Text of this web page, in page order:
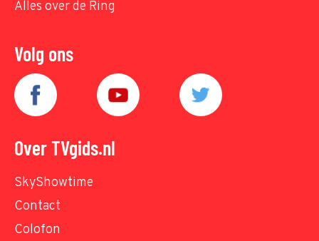
Alles over de Ring
Volg ons
Over TVgids.nl
SkyShowtime
Contact
Colofon